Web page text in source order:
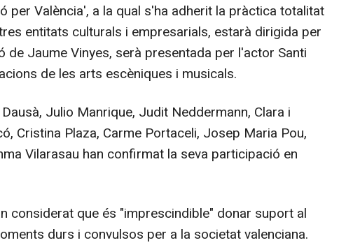
per València', a la qual s'ha adherit la pràctica totalitat
entitats culturals i empresarials, estarà dirigida per
de Jaume Vinyes, serà presentada per l'actor Santi
de les arts escèniques i musicals.
Julio Manrique, Judit Neddermann, Clara i
Cristina Plaza, Carme Portaceli, Josep Maria Pou,
Vilarasau han confirmat la seva participació en
considerat que és "imprescindible" donar suport al
durs i convulsos per a la societat valenciana.